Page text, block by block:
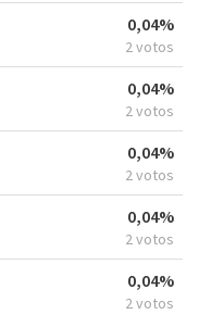
0,04%
2 votos
0,04%
2 votos
0,04%
2 votos
0,04%
2 votos
0,04%
2 votos